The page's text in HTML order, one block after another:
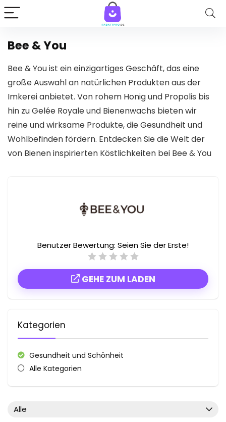
Bee & You
Bee & You ist ein einzigartiges Geschäft, das eine
große Auswahl an natürlichen Produkten aus der
Imkerei anbietet. Von rohem Honig und Propolis bis
hin zu Gelée Royale und Bienenwachs bieten wir
reine und wirksame Produkte, die Gesundheit und
Wohlbefinden fördern. Entdecken Sie die Welt der
von Bienen inspirierten Köstlichkeiten bei Bee & You
Benutzer Bewertung: Seien Sie der Erste!
GEHE ZUM LADEN
Kategorien
Gesundheit und Schönheit
Alle Kategorien
Alle